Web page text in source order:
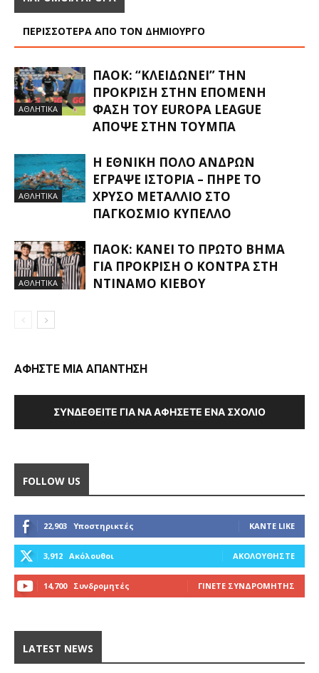
ΠΕΡΙΣΣΟΤΕΡΑ ΑΠΟ ΤΟΝ ΔΗΜΙΟΥΡΓΟ
ΑΘΛΗΤΙΚΑ
ΠΑΟΚ: “ΚΛΕΙΔΏΝΕΙ” ΤΗΝ
ΠΡΌΚΡΙΣΗ ΣΤΗΝ ΕΠΌΜΕΝΗ
ΦΆΣΗ ΤΟΥ EUROPA LEAGUE
ΑΠΌΨΕ ΣΤΗΝ ΤΟΎΜΠΑ
ΑΘΛΗΤΙΚΑ
Η ΕΘΝΙΚΉ ΠΌΛΟ ΑΝΔΡΏΝ
ΈΓΡΑΨΕ ΙΣΤΟΡΊΑ – ΠΉΡΕ ΤΟ
ΧΡΥΣΌ ΜΕΤΆΛΛΙΟ ΣΤΟ
ΠΑΓΚΌΣΜΙΟ ΚΎΠΕΛΛΟ
ΑΘΛΗΤΙΚΑ
ΠΑΟΚ: ΚΆΝΕΙ ΤΟ ΠΡΏΤΟ ΒΉΜΑ
ΓΙΑ ΠΡΌΚΡΙΣΗ Ο ΚΌΝΤΡΑ ΣΤΗ
ΝΤΙΝΑΜΌ ΚΙΈΒΟΥ
ΑΦΗΣΤΕ ΜΙΑ ΑΠΑΝΤΗΣΗ
ΣΥΝΔΕΘΕΊΤΕ ΓΙΑ ΝΑ ΑΦΉΣΕΤΕ ΈΝΑ ΣΧΌΛΙΟ
FOLLOW US
22,903 Υποστηρικτές ΚΆΝΤΕ LIKE
3,912 Ακόλουθοι ΑΚΟΛΟΥΘΉΣΤΕ
14,700 Συνδρομητές ΓΊΝΕΤΕ ΣΥΝΔΡΟΜΗΤΉΣ
LATEST NEWS